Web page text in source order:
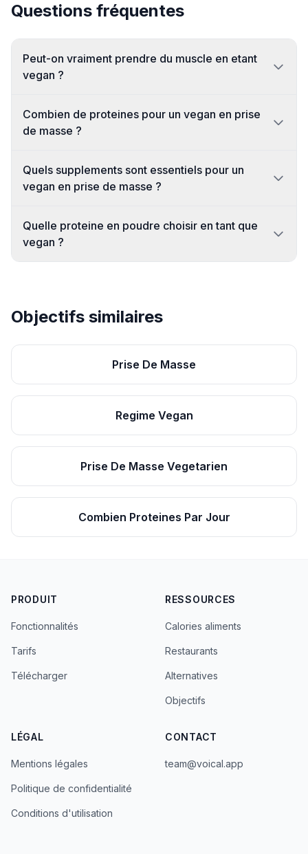
Questions fréquentes
Peut-on vraiment prendre du muscle en etant
vegan ?
Combien de proteines pour un vegan en prise
de masse ?
Quels supplements sont essentiels pour un
vegan en prise de masse ?
Quelle proteine en poudre choisir en tant que
vegan ?
Objectifs similaires
Prise De Masse
Regime Vegan
Prise De Masse Vegetarien
Combien Proteines Par Jour
PRODUIT
Fonctionnalités
Tarifs
Télécharger
RESSOURCES
Calories aliments
Restaurants
Alternatives
Objectifs
LÉGAL
Mentions légales
Politique de confidentialité
Conditions d'utilisation
CONTACT
team@voical.app